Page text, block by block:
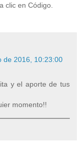
clic en Código.
de 2016, 10:23:00
y el aporte de tus
momento!!